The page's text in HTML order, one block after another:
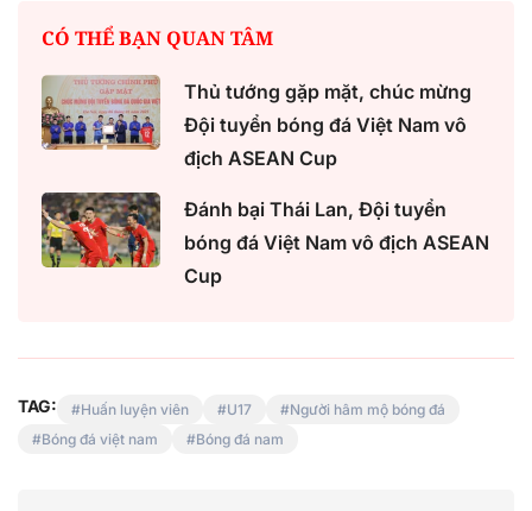
CÓ THỂ BẠN QUAN TÂM
Thủ tướng gặp mặt, chúc mừng
Đội tuyển bóng đá Việt Nam vô
địch ASEAN Cup
Đánh bại Thái Lan, Đội tuyển
bóng đá Việt Nam vô địch ASEAN
Cup
TAG: Huấn luyện viên U17
Người hâm mộ bóng đá
Bóng đá việt nam
Bóng đá nam